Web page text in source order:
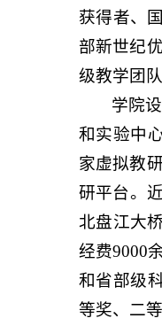
获得者、
部新世纪
级教学团
学院
和实验中
家虚拟教
研平台。
北盘江大
经费9000
和省部级
等奖、二